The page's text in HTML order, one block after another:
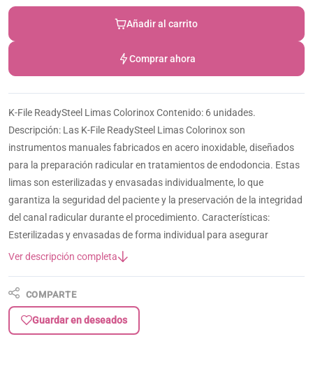
Añadir al carrito
Comprar ahora
K-File ReadySteel Limas Colorinox Contenido: 6 unidades.
Descripción: Las K-File ReadySteel Limas Colorinox son
instrumentos manuales fabricados en acero inoxidable, diseñados
para la preparación radicular en tratamientos de endodoncia. Estas
limas son esterilizadas y envasadas individualmente, lo que
garantiza la seguridad del paciente y la preservación de la integridad
del canal radicular durante el procedimiento. Características:
Esterilizadas y envasadas de forma individual para asegurar
Ver descripción completa
COMPARTE
Guardar en deseados